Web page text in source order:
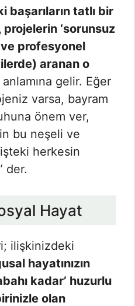
başarıların tatlı bir
‘sorunsuz
profesyonel
aranan o
anlamına gelir. Eğer
varsa, bayram
önem ver,
bu neşeli ve
işteki herkesin
der.
Hayat
ilişkinizdeki
hayatınızın
kadar’ huzurlu
olan